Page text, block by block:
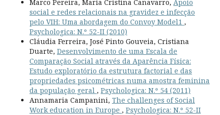
Marco Pereira, Maria Cristina Canavarro, Apoio
social e redes relacionais na gravidez e infecção
pelo VIH: Uma abordagem do Convoy Model1 ,
Psychologica: N.º 52-II (2010)
Cláudia Ferreira, José Pinto Gouveia, Cristiana
Duarte, Desenvolvimento de uma Escala de
Comparação Social através da Aparência Física:
Estudo exploratório da estrutura factorial e das
propriedades psicométricas numa amostra feminina
da população geral , Psychologica: N.º 54 (2011)
Annamaria Campanini, The challenges of Social
Work education in Europe , Psychologica: N.º 52-II